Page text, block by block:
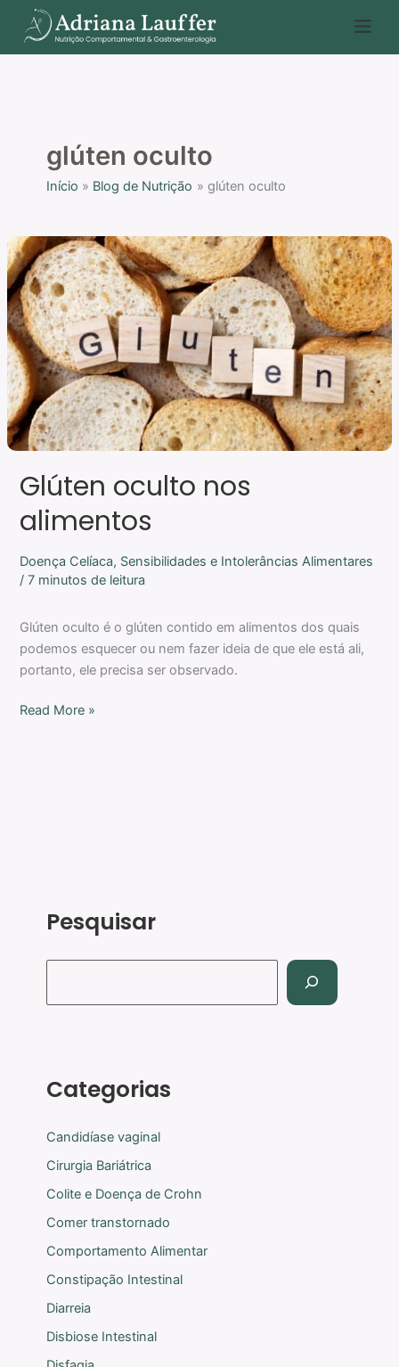
para
o
glúten oculto
Início Blog de Nutrição glúten oculto
Glúten oculto nos
alimentos
Doença Celíaca, Sensibilidades e Intolerâncias Alimentares
/7 minutos de leitura
Glúten oculto é o glúten contido em alimentos dos quais
podemos esquecer ou nem fazer ideia de que ele está ali,
portanto, ele precisa ser observado.
Glúten
oculto
nos
alimentos
Read More »
Pesquisar
P
e
s
a
Categorias
Candidíase vaginal
Cirurgia Bariátrica
Colite e Doença de Crohn
Comer transtornado
Comportamento Alimentar
Constipação Intestinal
Diarreia
Disbiose Intestinal